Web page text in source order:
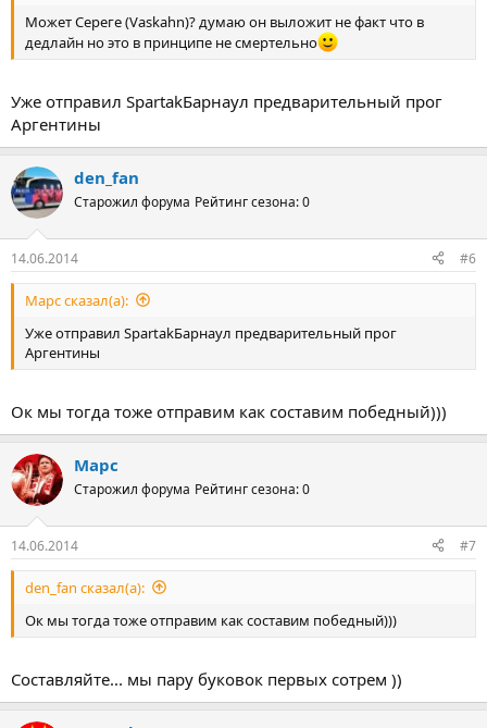
Может Сереге (Vaskahn)? думаю он выложит не факт что в
дедлайн но это в принципе не смертельно
Уже отправил SpartakБарнаул предварительный прог
Аргентины
den_fan
Старожил форума Рейтинг сезона: 0
14.06.2014 #6
Марс сказал(а):
Уже отправил SpartakБарнаул предварительный прог
Аргентины
Ок мы тогда тоже отправим как составим победный)))
Марс
Старожил форума Рейтинг сезона: 0
14.06.2014 #7
den_fan сказал(а):
Ок мы тогда тоже отправим как составим победный)))
Составляйте... мы пару буковок первых сотрем ))